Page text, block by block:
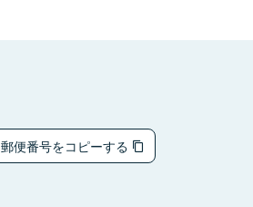
郵便番号をコピーする